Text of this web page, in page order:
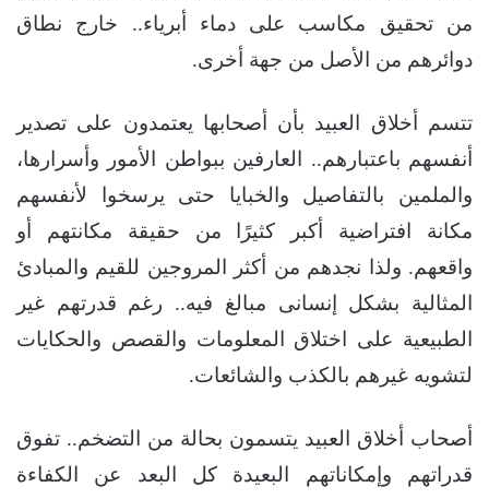
من تحقيق مكاسب على دماء أبرياء.. خارج نطاق
دوائرهم من الأصل من جهة أخرى.
تتسم أخلاق العبيد بأن أصحابها يعتمدون على تصدير
أنفسهم باعتبارهم.. العارفين ببواطن الأمور وأسرارها،
والملمين بالتفاصيل والخبايا حتى يرسخوا لأنفسهم
مكانة افتراضية أكبر كثيرًا من حقيقة مكانتهم أو
واقعهم. ولذا نجدهم من أكثر المروجين للقيم والمبادئ
المثالية بشكل إنسانى مبالغ فيه.. رغم قدرتهم غير
الطبيعية على اختلاق المعلومات والقصص والحكايات
لتشويه غيرهم بالكذب والشائعات.
أصحاب أخلاق العبيد يتسمون بحالة من التضخم.. تفوق
قدراتهم وإمكاناتهم البعيدة كل البعد عن الكفاءة